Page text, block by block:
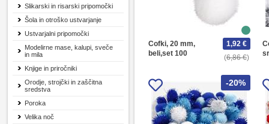
Slikarski in risarski pripomočki
Šola in otroško ustvarjanje
Ustvarjalni pripomočki
Modelirne mase, kalupi, sveče
in mila
Knjige in priročniki
Orodje, strojčki in zaščitna
sredstva
Poroka
Velika noč
Cofki, 20 mm,
beli,set 100
6,86 €
1,92 €
-20%